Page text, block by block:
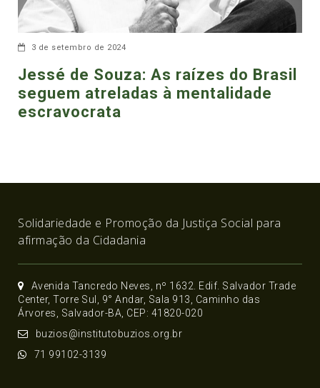
3 de setembro de 2024
Jessé de Souza: As raízes do Brasil
seguem atreladas à mentalidade
escravocrata
Solidariedade e Promoção da Justiça Social para
afirmação da Cidadania
Avenida Tancredo Neves, nº 1632. Edif. Salvador Trade
Center, Torre Sul, 9° Andar, Sala 913, Caminho das
Árvores, Salvador-BA, CEP: 41820-020
buzios@institutobuzios.org.br
71 99102-3139